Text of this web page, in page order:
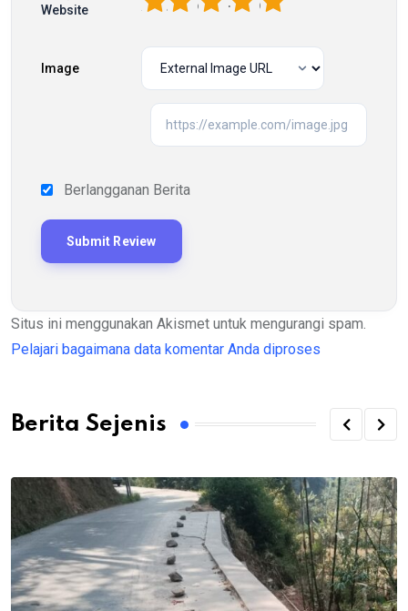
Website
Image
Berlangganan Berita
Situs ini menggunakan Akismet untuk mengurangi spam.
Pelajari bagaimana data komentar Anda diproses
Berita Sejenis